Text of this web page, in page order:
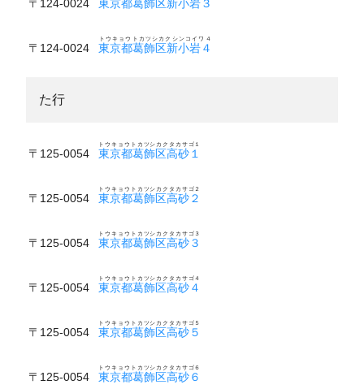
〒124-0024 東京都葛飾区新小岩３
〒124-0024 東京都葛飾区新小岩４
トウキョウトカツシカクシンコイワ４
た行
〒125-0054 東京都葛飾区高砂１
トウキョウトカツシカクタカサゴ１
〒125-0054 東京都葛飾区高砂２
トウキョウトカツシカクタカサゴ２
〒125-0054 東京都葛飾区高砂３
トウキョウトカツシカクタカサゴ３
〒125-0054 東京都葛飾区高砂４
トウキョウトカツシカクタカサゴ４
〒125-0054 東京都葛飾区高砂５
トウキョウトカツシカクタカサゴ５
〒125-0054 東京都葛飾区高砂６
トウキョウトカツシカクタカサゴ６